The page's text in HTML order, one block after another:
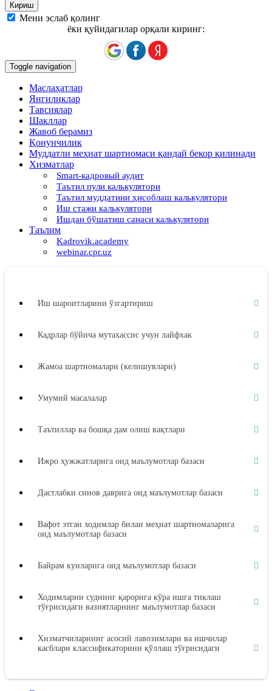
Мени эслаб қолинг
ёки қуйидагилар орқали киринг:
Toggle navigation
Маслаҳатлар
Янгиликлар
Тавсиялар
Шакллар
Жавоб берамиз
Қонунчилик
Муддатли меҳнат шартномаси қандай бекор қилинади
Хизматлар
Smart-кадровый аудит
Таътил пули калькулятори
Таътил муддатини ҳисоблаш калькулятори
Иш стажи калькулятори
Ишдан бўшатиш санаси калькулятори
Таълим
Kadrovik.academy
webinar.cpr.uz
Иш шароитларини ўзгартириш
Кадрлар бўйича мутахассис учун лайфхак
Жамоа шартномалари (келишувлари)
Умумий масалалар
Таътиллар ва бошқа дам олиш вақтлари
Ижро ҳужжатларига оид маълумотлар базаси
Дастлабки синов даврига оид маълумотлар базаси
Вафот этган ходимлар билан меҳнат шартномаларига
оид маълумотлар базаси
Байрам кунларига оид маълумотлар базаси
Ходимларни суднинг қарорига кўра ишга тиклаш
тўғрисидаги вазиятларнинг маълумотлар базаси
Хизматчиларнинг асосий лавозимлари ва ишчилар
касблари классификаторини қўллаш тўғрисидаги